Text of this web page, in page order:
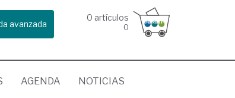
avanzada
0 artículos
0
AGENDA NOTICIAS